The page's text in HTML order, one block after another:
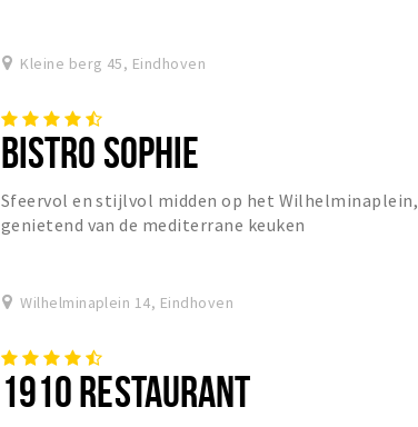
Kleine berg 45, Eindhoven
BISTRO SOPHIE
Sfeervol en stijlvol midden op het Wilhelminaplein,
genietend van de mediterrane keuken
Wilhelminaplein 14, Eindhoven
1910 RESTAURANT